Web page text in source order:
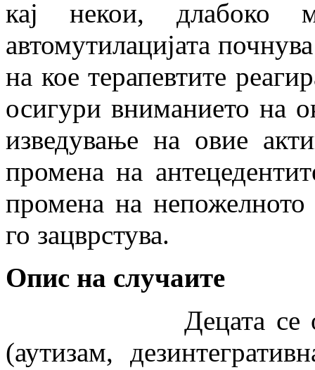
кај некои, длабоко
автомутилацијата
на кое терапевтите
осигури вниманието на
изведување на овие
промена на
промена на
го зацврстува.
Опис на случаите
Децата се
(аутизам,